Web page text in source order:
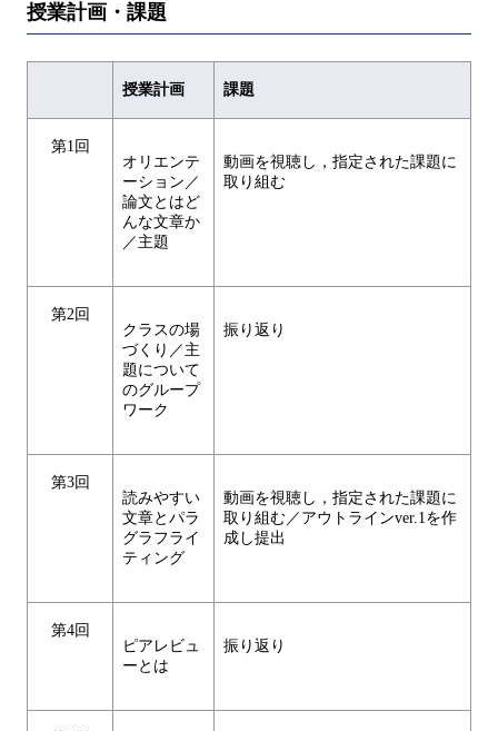
授業計画・課題
授業計画 課題
第1回
オリエンテ
ーション／
論文とはど
んな文章か
／主題
動画を視聴し，指定された課題に
取り組む
第2回
クラスの場
づくり／主
題について
のグループ
ワーク
振り返り
第3回
読みやすい
文章とパラ
グラフライ
ティング
動画を視聴し，指定された課題に
取り組む／アウトラインver.1を作
成し提出
第4回
ピアレビュ
ーとは
振り返り